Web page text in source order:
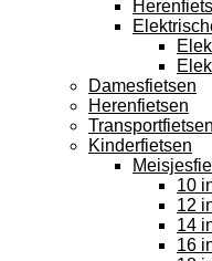
Damesfietsen
Herenfietsen
Transportfietsen
Kinderfietsen
10
12
14
16